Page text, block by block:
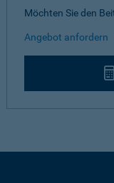
Möchten Sie den
Angebot anfordern